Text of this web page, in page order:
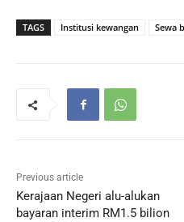
TAGS Institusi kewangan Sewa
Previous article
Kerajaan Negeri alu-alukan
bayaran interim RM1.5 bilion